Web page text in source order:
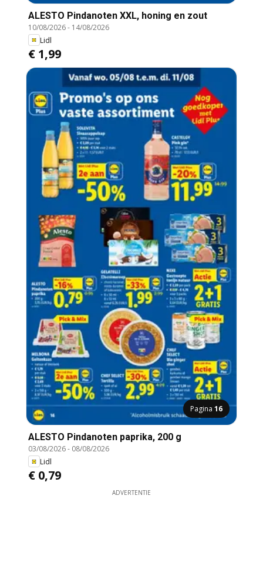
ALESTO Pindanoten XXL, honing en zout
10/08/2026- 14/08/2026
Lidl
€ 1,99
Pagina 16
ALESTO Pindanoten paprika, 200 g
03/08/2026- 08/08/2026
Lidl
€ 0,79
ADVERTENTIE